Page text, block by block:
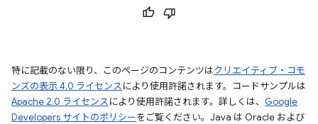
特に記載のない限り、このページのコンテンツはクリエイティブ・コモ
ンズの表示 4.0 ライセンスにより使用許諾されます。コードサンプルは
Apache 2.0 ライセンスにより使用許諾されます。詳しくは、 Google
Developers サイトのポリシーをご覧ください。Java は Oracle および